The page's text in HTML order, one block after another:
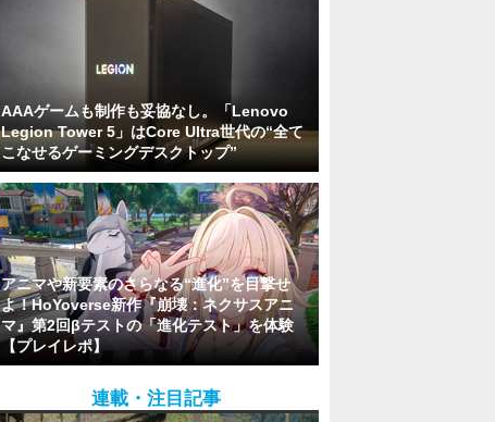
AAAゲームも制作も妥協なし。「Lenovo
Legion Tower 5」はCore Ultra世代の“全て
こなせるゲーミングデスクトップ”
アニマや新要素のさらなる“進化”を目撃せ
よ！HoYoverse新作『崩壊：ネクサスアニ
マ』第2回βテストの「進化テスト」を体験
【プレイレポ】
連載・注目記事